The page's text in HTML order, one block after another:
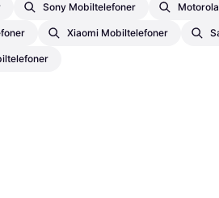
Sony Mobiltelefoner
Xiaomi Mobiltelefoner